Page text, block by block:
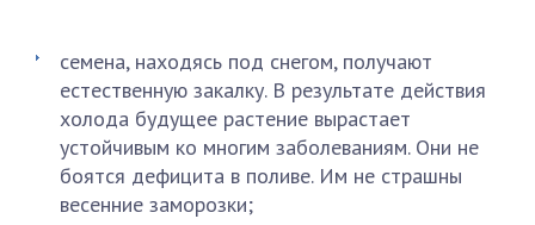
семена, находясь под снегом, получают
естественную закалку. В результате действия
холода будущее растение вырастает
устойчивым ко многим заболеваниям. Они не
боятся дефицита в поливе. Им не страшны
весенние заморозки;